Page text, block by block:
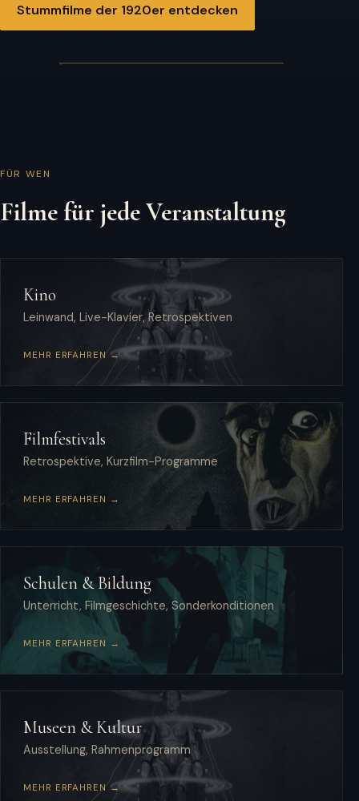
Stummfilme der 1920er entdecken
FÜR WEN
Filme für jede Veranstaltung
Kino
Leinwand, Live-Klavier, Retrospektiven
MEHR ERFAHREN →
Filmfestivals
Retrospektive, Kurzfilm-Programme
MEHR ERFAHREN →
Schulen & Bildung
Unterricht, Filmgeschichte, Sonderkonditionen
MEHR ERFAHREN →
Museen & Kultur
Ausstellung, Rahmenprogramm
MEHR ERFAHREN →